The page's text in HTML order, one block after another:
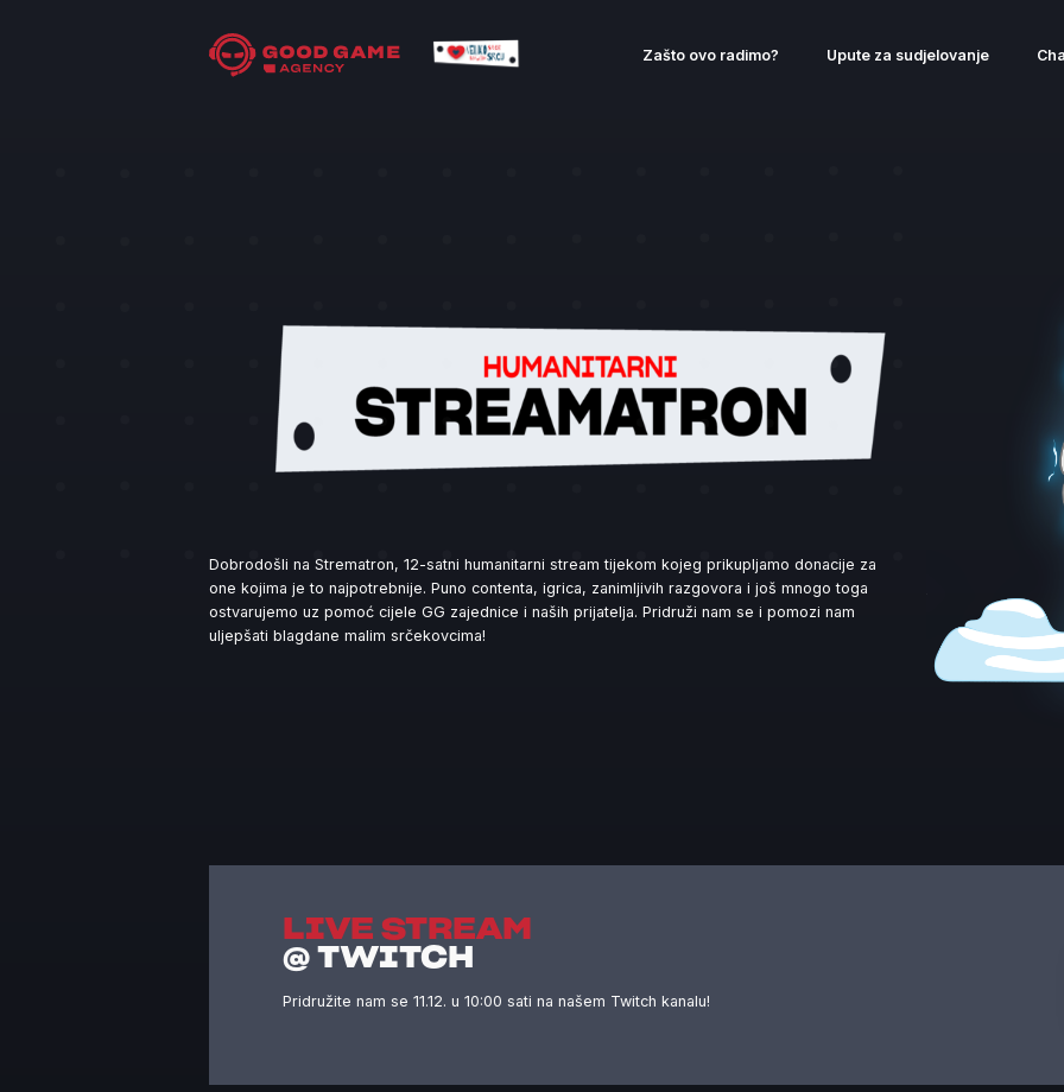
Zašto ovo radimo? Upute za sudjelovanje
Dobrodošli na Strematron, 12-satni humanitarni stream tijekom kojeg prikupljamo donacije za
one kojima je to najpotrebnije. Puno contenta, igrica, zanimljivih razgovora i još mnogo toga
ostvarujemo uz pomoć cijele GG zajednice i naših prijatelja. Pridruži nam se i pomozi nam
uljepšati blagdane malim srčekovcima!
LIVE STREAM
@ TWITCH
Pridružite nam se 11.12. u 10:00 sati na našem Twitch kanalu!